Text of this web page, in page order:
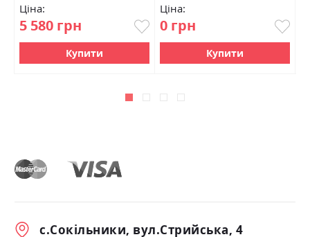
Ціна:
5 580 грн
Купити
Ціна:
0 грн
Купити
с.Сокільники, вул.Стрийська, 4